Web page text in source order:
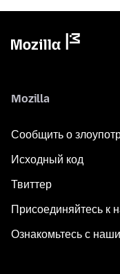
Mozilla
Сообщить о
Исходный код
Твиттер
Присоединяйтесь к
Ознакомьтесь с